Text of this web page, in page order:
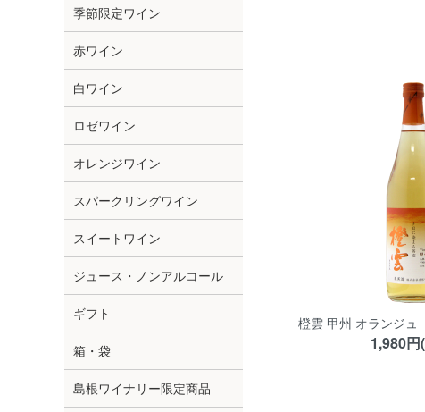
橙雲 甲州 オランジュ
1,980円
季節限定ワイン
赤ワイン
白ワイン
ロゼワイン
オレンジワイン
スパークリングワイン
スイートワイン
ジュース・ノンアルコール
ギフト
箱・袋
島根ワイナリー限定商品